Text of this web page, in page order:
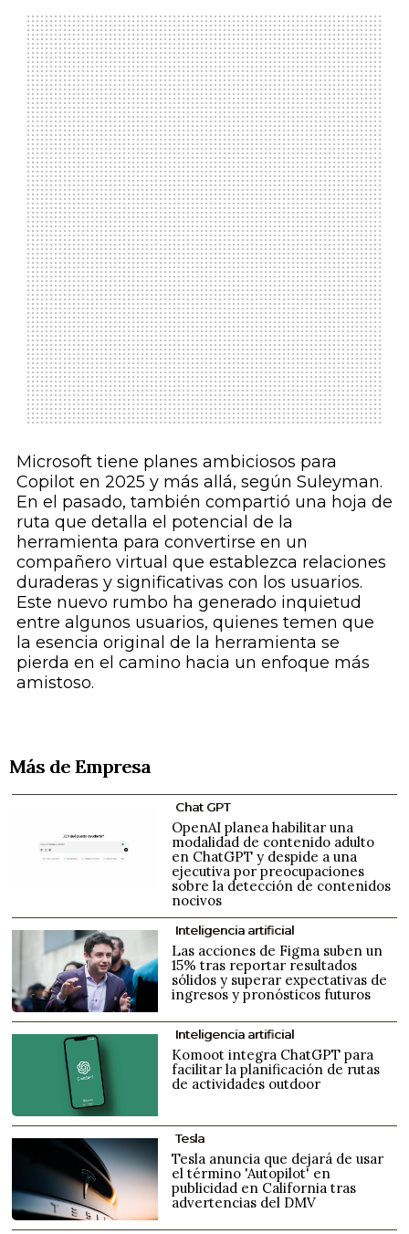
Microsoft tiene planes ambiciosos para
Copilot en 2025 y más allá, según Suleyman.
En el pasado, también compartió una hoja de
ruta que detalla el potencial de la
herramienta para convertirse en un
compañero virtual que establezca relaciones
duraderas y significativas con los usuarios.
Este nuevo rumbo ha generado inquietud
entre algunos usuarios, quienes temen que
la esencia original de la herramienta se
pierda en el camino hacia un enfoque más
amistoso.
Más de Empresa
Chat GPT
OpenAI planea habilitar una
modalidad de contenido adulto
en ChatGPT y despide a una
ejecutiva por preocupaciones
sobre la detección de contenidos
nocivos
Inteligencia artificial
Las acciones de Figma suben un
15% tras reportar resultados
sólidos y superar expectativas de
ingresos y pronósticos futuros
Inteligencia artificial
Komoot integra ChatGPT para
facilitar la planificación de rutas
de actividades outdoor
Tesla
Tesla anuncia que dejará de usar
el término 'Autopilot' en
publicidad en California tras
advertencias del DMV